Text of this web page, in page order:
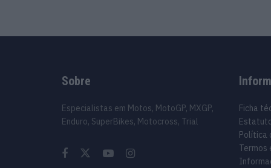
Sobre
Especialistas em Motos, MotoGP, MXGP,
Enduro, SuperBikes, Motocross, Trial
Ficha
Política
Termos